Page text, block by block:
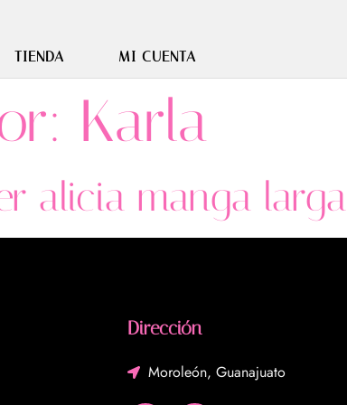
TIENDA MI CUENTA
Karla
alicia manga larga
Dirección
Moroleón, Guanajuato